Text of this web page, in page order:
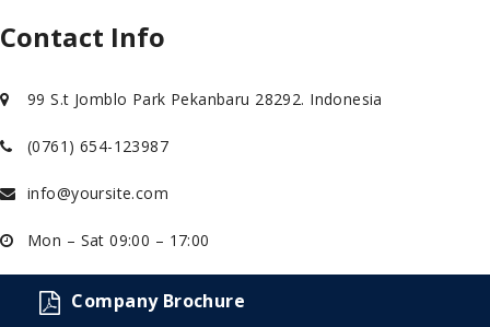
Contact Info
99 S.t Jomblo Park Pekanbaru 28292. Indonesia
(0761) 654-123987
info@yoursite.com
Mon – Sat 09:00 – 17:00
Company Brochure